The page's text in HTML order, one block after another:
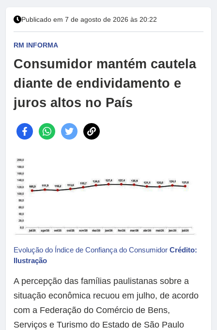
Publicado em 7 de agosto de 2026 às 20:22
RM INFORMA
Consumidor mantém cautela
diante de endividamento e
juros altos no País
Evolução do Índice de Confiança do Consumidor Crédito:
Ilustração
A percepção das famílias paulistanas sobre a
situação econômica recuou em julho, de acordo
com a Federação do Comércio de Bens,
Serviços e Turismo do Estado de São Paulo